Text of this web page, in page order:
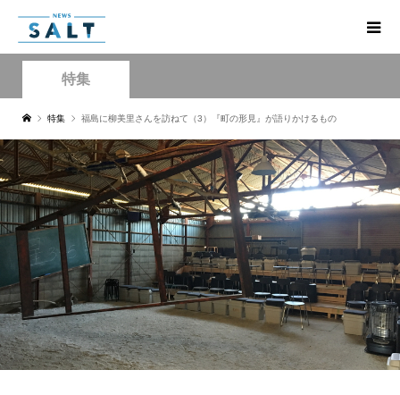
特集
特集 福島に柳美里さんを訪ねて（3）『町の形見』が語りかけるもの